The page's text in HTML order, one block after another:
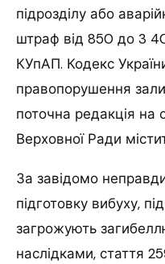
підрозділу або
штраф від 850 до 3
КУпАП. Кодекс
правопорушення
поточна редакція на
Верховної Ради
За завідомо
підготовку вибуху,
загрожують
наслідками, стаття